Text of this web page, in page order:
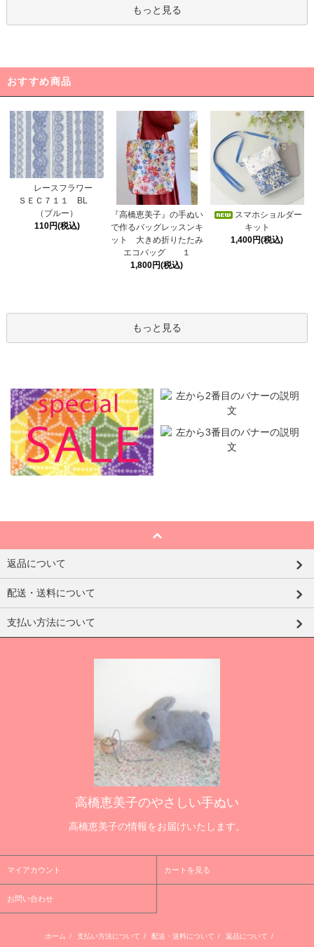
もっと見る
おすすめ商品
レースフラワー
ＳＥＣ７１１ BL
（ブルー）
110円(税込)
『高橋恵美子』の手ぬい
で作るバッグレッスンキ
ット 大きめ折りたたみ
エコバッグ １
1,800円(税込)
スマホショルダー
キット
1,400円(税込)
もっと見る
返品について
配送・送料について
支払い方法について
高橋恵美子のやさしい手ぬい
高橋恵美子の情報をお届けいたします。
マイアカウント カートを見る
お問い合わせ
ホーム / 支払い方法について / 配送・送料について / 返品について /